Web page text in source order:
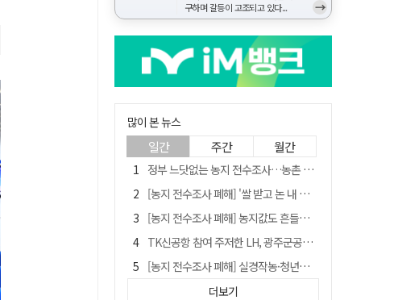
구하며 갈등이 고조되고 있다...
→
많이 본 뉴스
일간 주간 월간
정부 느닷없는 농지 전수조사…농촌 들쑤시는 '경자유전'의 칼날
[농지 전수조사 폐해] '쌀 받고 논 내 준' 도지농 이제 어쩌나?
[농지 전수조사 폐해] 농지값도 흔들리나…"도지 막히면 헐값 매물 나올 수도"
TK신공항 참여 주저한 LH, 광주군공항 사업에는 앞장
[농지 전수조사 폐해] 실경작농·청년농 부담도 커진다
[단독] 김영수 "국방부 청문준비단, 안규백 탈영 알고있었다"
더보기